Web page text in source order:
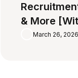
& More
March 26, 2026